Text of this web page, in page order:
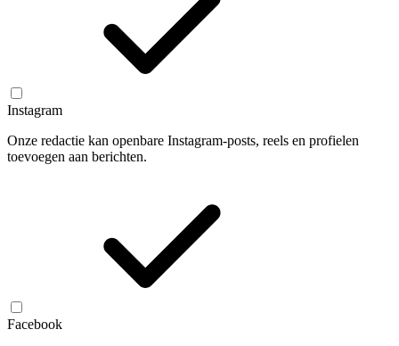
Instagram
Onze redactie kan openbare Instagram-posts, reels en profielen
toevoegen aan berichten.
Facebook